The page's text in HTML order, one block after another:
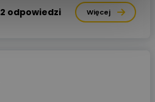
2 odpowiedzi Więcej